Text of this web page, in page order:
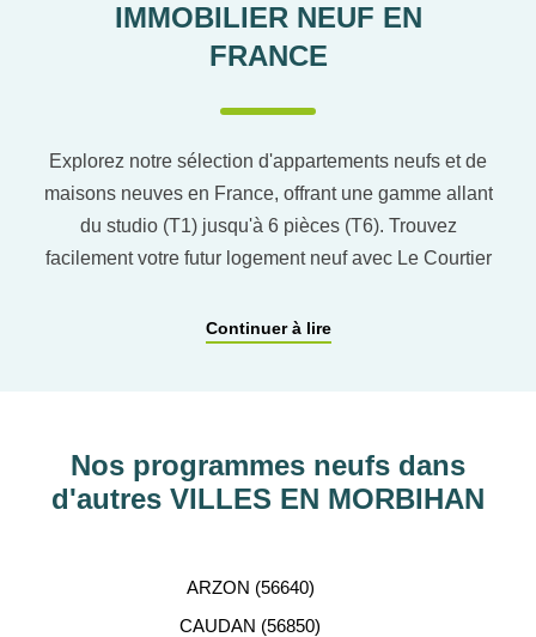
IMMOBILIER NEUF EN
FRANCE
Explorez notre sélection d'appartements neufs et de
maisons neuves en France, offrant une gamme allant
du studio (T1) jusqu'à 6 pièces (T6). Trouvez
facilement votre futur logement neuf avec Le Courtier
pour affiner vos critères. Vous pourrez également
ACCOMPAGNEMENT
Notre équipe de conseillers se tient gratuitement à
Continuer à lire
Nos programmes neufs dans
d'autres VILLES EN MORBIHAN
ARZON (56640)
CAUDAN (56850)